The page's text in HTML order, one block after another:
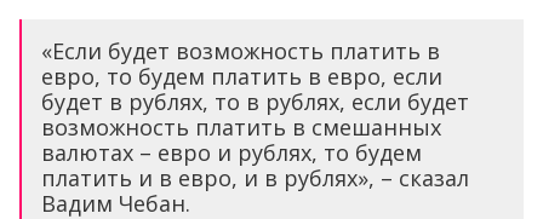
«Если будет возможность платить в
евро, то будем платить в евро, если
будет в рублях, то в рублях, если будет
возможность платить в смешанных
валютах – евро и рублях, то будем
платить и в евро, и в рублях», – сказал
Вадим Чебан.